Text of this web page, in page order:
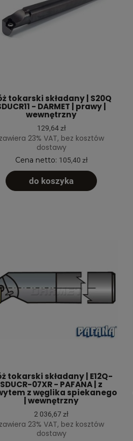
tokarski składany | S20Q
- DARMET | prawy |
wewnętrzny
129,64 zł
zawiera 23% VAT, bez kosztów
dostawy
Cena netto: 105,40 zł
do koszyka
tokarski składany | E12Q-
SDUCR-07XR - PAFANA | z
z węglika spiekanego
| wewnętrzny
2 036,67 zł
zawiera 23% VAT, bez kosztów
dostawy